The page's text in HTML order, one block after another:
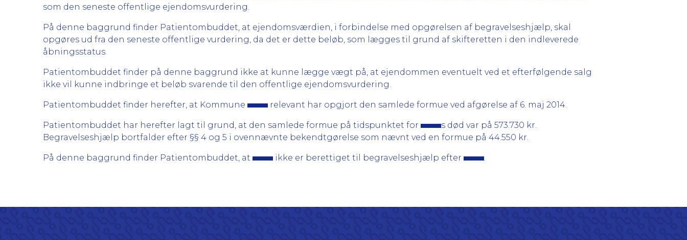
som den seneste offentlige ejendomsvurdering.
På denne baggrund finder Patientombuddet, at ejendomsværdien, i forbindelse med opgørelsen af begravelseshjælp, skal
opgøres ud fra den seneste offentlige vurdering, da det er dette beløb, som lægges til grund af skifteretten i den indleverede
åbningsstatus.
Patientombuddet finder på denne baggrund ikke at kunne lægge vægt på, at ejendommen eventuelt ved et efterfølgende salg
ikke vil kunne indbringe et beløb svarende til den offentlige ejendomsvurdering.
Patientombuddet finder herefter, at Kommune relevant har opgjort den samlede formue ved afgørelse af 6. maj 2014.
Patientombuddet har herefter lagt til grund, at den samlede formue på tidspunktet for
s død var på 573.730 kr.
Begravelseshjælp bortfalder efter §§ 4 og 5 i ovennævnte bekendtgørelse som nævnt ved en formue på 44.550 kr.
På denne baggrund finder Patientombuddet, at ikke er berettiget til begravelseshjælp efter .